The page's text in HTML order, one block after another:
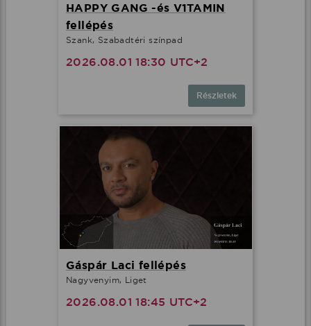
HAPPY GANG -és V1TAMIN
fellépés
Szank, Szabadtéri színpad
2026.08.01 18:30 UTC+2
Részletek
Gáspár Laci fellépés
Nagyvenyim, Liget
2026.08.01 18:45 UTC+2